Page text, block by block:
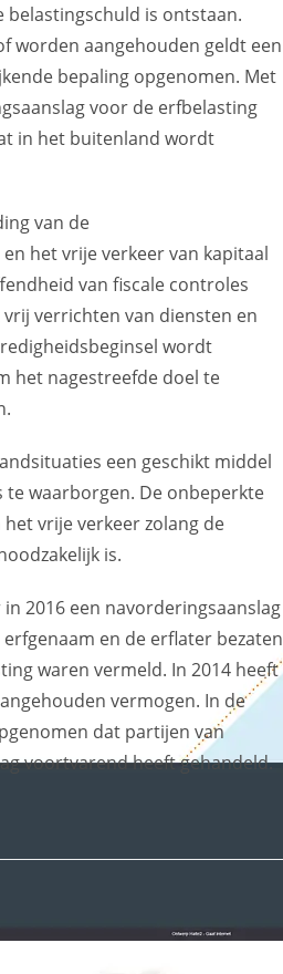
is ontstaan.
worden aangehouden geldt een
bepaling opgenomen. Met
voor de erfbelasting
in het buitenland wordt
van de
het vrije verkeer van kapitaal
van fiscale controles
verrichten van diensten en
wordt
het nagestreefde doel te
een geschikt middel
waarborgen. De onbeperkte
vrije verkeer zolang de
is.
2016 een navorderingsaanslag
en de erflater bezaten
waren vermeld. In 2014 heeft
vermogen. In de
dat partijen van
voortvarend heeft gehandeld.